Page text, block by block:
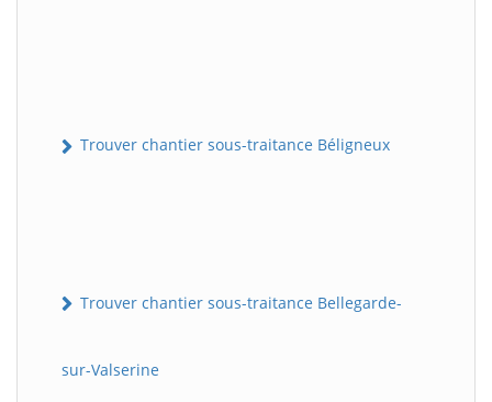
Trouver chantier sous-traitance Béligneux
Trouver chantier sous-traitance Bellegarde-
sur-Valserine